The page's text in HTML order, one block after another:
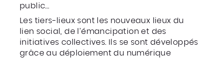
public…
Les tiers-lieux sont les nouveaux lieux du
lien social, de l’émancipation et des
initiatives collectives. Ils se sont développés
grâce au déploiement du numérique